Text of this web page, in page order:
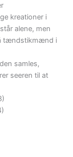
kreationer i
alene, men
tændstikmænd i
samles,
seeren til at